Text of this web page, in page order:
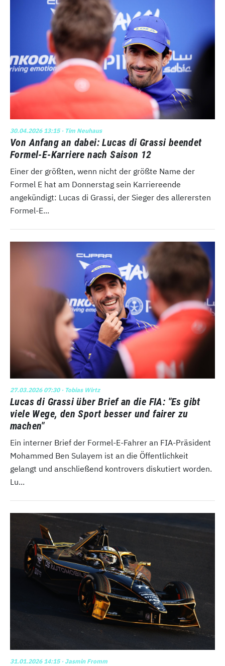
30.04.2026 13:15· Tim Neuhaus
Von Anfang an dabei: Lucas di Grassi beendet
Formel-E-Karriere nach Saison 12
Einer der größten, wenn nicht der größte Name der
Formel E hat am Donnerstag sein Karriereende
angekündigt: Lucas di Grassi, der Sieger des allerersten
Formel-E...
27.03.2026 07:30· Tobias Wirtz
Lucas di Grassi über Brief an die FIA: "Es gibt
viele Wege, den Sport besser und fairer zu
machen"
Ein interner Brief der Formel-E-Fahrer an FIA-Präsident
Mohammed Ben Sulayem ist an die Öffentlichkeit
gelangt und anschließend kontrovers diskutiert worden.
Lu...
31.01.2026 14:15· Jasmin Fromm